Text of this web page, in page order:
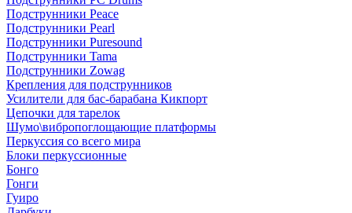
Подструнники Peace
Подструнники Pearl
Подструнники Puresound
Подструнники Tama
Подструнники Zowag
Крепления для подструнников
Усилители для бас-барабана Кикпорт
Цепочки для тарелок
Шумо\вибропоглощающие платформы
Перкуссия со всего мира
Блоки перкуссионные
Бонго
Гонги
Гуиро